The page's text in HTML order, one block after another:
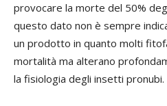
provocare la morte del 50%
questo dato non è sempre
un prodotto in quanto molti
mortalità ma alterano
la fisiologia degli insetti pronubi.